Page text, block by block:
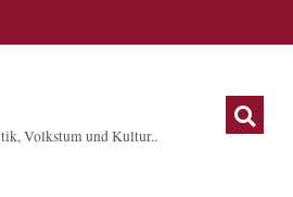
Volkstum und Kultur..